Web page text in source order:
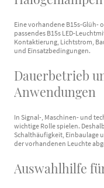
Eine vorhandene B15s-Glüh-
passendes B15s LED-
Kontaktierung, Lichtstrom,
und Einsatzbedingungen.
Dauerbetrieb
Anwendungen
In Signal-, Maschinen- und
wichtige Rolle spielen.
Schalthäufigkeit, Einbaulage
der vorhandenen Leuchte
Auswahlhilfe